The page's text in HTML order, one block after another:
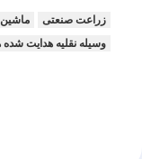
زراعت صنعتی
ماشين
وسیله نقلیه هدایت